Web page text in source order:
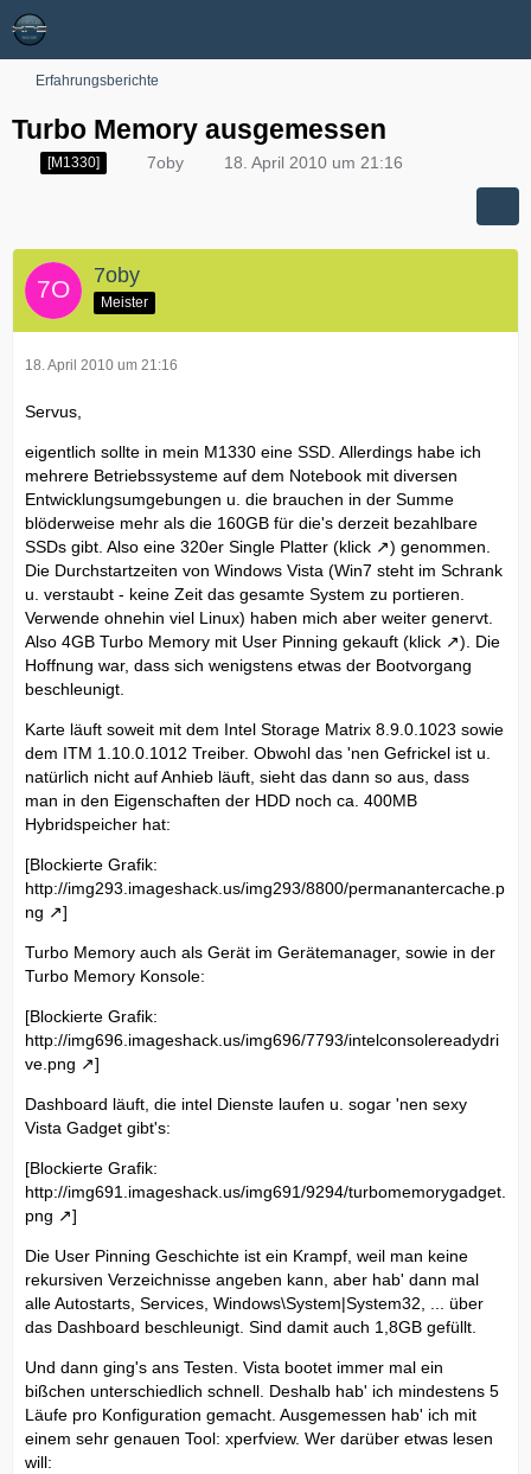
Erfahrungsberichte
Turbo Memory ausgemessen
[M1330] 7oby 18. April 2010 um 21:16
7oby
Meister
18. April 2010 um 21:16
Servus,
eigentlich sollte in mein M1330 eine SSD. Allerdings habe ich
mehrere Betriebssysteme auf dem Notebook mit diversen
Entwicklungsumgebungen u. die brauchen in der Summe
blöderweise mehr als die 160GB für die's derzeit bezahlbare
SSDs gibt. Also eine 320er Single Platter (klick
) genommen.
Die Durchstartzeiten von Windows Vista (Win7 steht im Schrank
u. verstaubt - keine Zeit das gesamte System zu portieren.
Verwende ohnehin viel Linux) haben mich aber weiter genervt.
Also 4GB Turbo Memory mit User Pinning gekauft (klick
). Die
Hoffnung war, dass sich wenigstens etwas der Bootvorgang
beschleunigt.
Karte läuft soweit mit dem Intel Storage Matrix 8.9.0.1023 sowie
dem ITM 1.10.0.1012 Treiber. Obwohl das 'nen Gefrickel ist u.
natürlich nicht auf Anhieb läuft, sieht das dann so aus, dass
man in den Eigenschaften der HDD noch ca. 400MB
Hybridspeicher hat:
[Blockierte Grafik:
http://img293.imageshack.us/img293/8800/permanantercache.p
ng
]
Turbo Memory auch als Gerät im Gerätemanager, sowie in der
Turbo Memory Konsole:
[Blockierte Grafik:
http://img696.imageshack.us/img696/7793/intelconsolereadydri
ve.png
]
Dashboard läuft, die intel Dienste laufen u. sogar 'nen sexy
Vista Gadget gibt's:
[Blockierte Grafik:
http://img691.imageshack.us/img691/9294/turbomemorygadget.
png
]
Die User Pinning Geschichte ist ein Krampf, weil man keine
rekursiven Verzeichnisse angeben kann, aber hab' dann mal
alle Autostarts, Services, Windows\System|System32, ... über
das Dashboard beschleunigt. Sind damit auch 1,8GB gefüllt.
Und dann ging's ans Testen. Vista bootet immer mal ein
bißchen unterschiedlich schnell. Deshalb hab' ich mindestens 5
Läufe pro Konfiguration gemacht. Ausgemessen hab' ich mit
einem sehr genauen Tool: xperfview. Wer darüber etwas lesen
will: